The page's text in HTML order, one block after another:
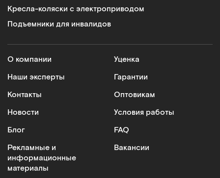
Кресла-коляски с электроприводом
Подъемники для инвалидов
О компании
Наши эксперты
Контакты
Новости
Блог
Рекламные и
информационные
материалы
Уценка
Гарантии
Оптовикам
Условия работы
FAQ
Вакансии